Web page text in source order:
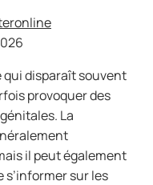
qui disparaît souvent
provoquer des
La
il peut également
sur les